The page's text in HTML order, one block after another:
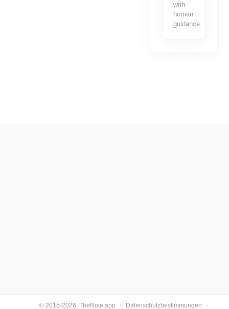
with
human
guidance.
© 2015-2026, TheNote.app · Datenschutzbestimmungen ·